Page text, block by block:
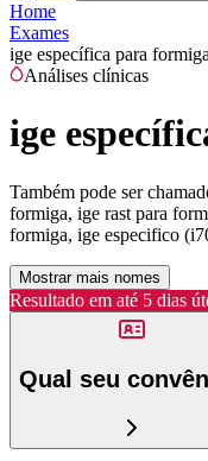
Home
Exames
ige específica para
Análises clínicas
ige
Também pode ser
formiga, ige rast para
formiga, ige especifico
Mostrar mais nomes
Resultado em até 5 dias
Qual seu